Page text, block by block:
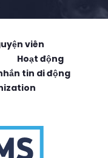
viên
Hoạt động
tin di động